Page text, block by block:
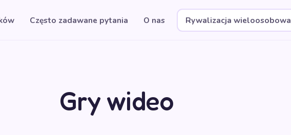
Często zadawane pytania O nas Rywalizacja wieloosobowa
Gry wideo